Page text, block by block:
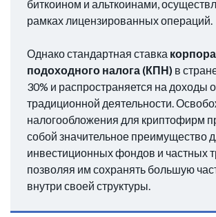
биткоином и альткоинами,
рамках лицензированных операций.
Однако стандартная ставка
подоходного налога (КПН) в
30% и распространяется на доходы
традиционной деятельности.
налогообложения для криптофирм
собой значительное преимущество
инвестиционных фондов и частных
позволяя им сохранять большую
внутри своей структуры.